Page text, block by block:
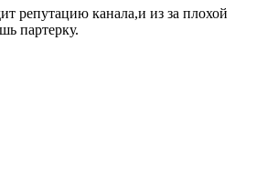
репутацию канала,и из за плохой
партерку.